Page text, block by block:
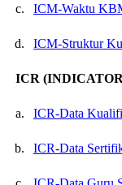
c. ICM-Waktu
d. ICM-Struktur
ICR
a. ICR-Data
b. ICR-Data